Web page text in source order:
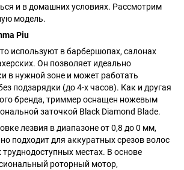
и в домашних условиях. Рассмотрим
модель.
Piu
используют в барбершопах, салонах
Он позволяет идеально
в нужной зоне и может работать
подзарядки (до 4-х часов). Как и другая
бренда, триммер оснащен ножевым
заточкой Black Diamond Blade.
лезвия в диапазоне от 0,8 до 0 мм,
подходит для аккуратных срезов волос
труднодоступных местах. В основе
роторный мотор,